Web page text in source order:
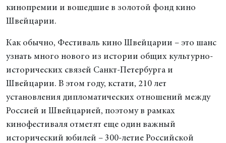
кинопремии и вошедшие в золотой фонд кино
Швейцарии.
Как обычно, Фестиваль кино Швейцарии – это шанс
узнать много нового из истории общих культурно-
исторических связей Санкт-Петербурга и
Швейцарии. В этом году, кстати, 210 лет
установления дипломатических отношений между
Россией и Швейцарией, поэтому в рамках
кинофестиваля отметят еще один важный
исторический юбилей – 300-летие Российской